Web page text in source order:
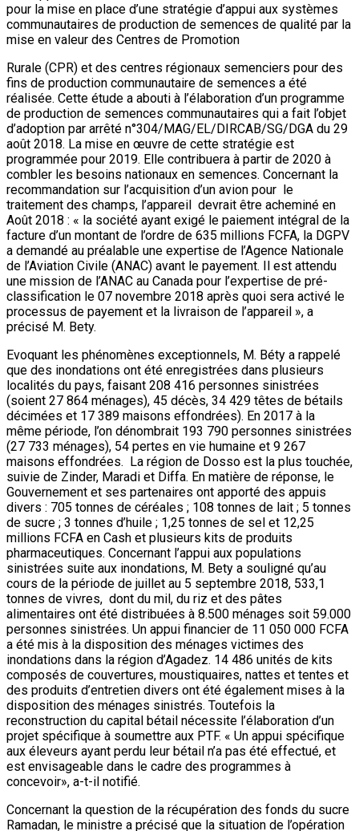
pour la mise en place d’une stratégie d’appui aux systèmes
communautaires de production de semences de qualité par la
mise en valeur des Centres de Promotion
Rurale (CPR) et des centres régionaux semenciers pour des
fins de production communautaire de semences a été
réalisée. Cette étude a abouti à l’élaboration d’un programme
de production de semences communautaires qui a fait l’objet
d’adoption par arrêté n°304/MAG/EL/DIRCAB/SG/DGA du 29
août 2018. La mise en œuvre de cette stratégie est
programmée pour 2019. Elle contribuera à partir de 2020 à
combler les besoins nationaux en semences. Concernant la
recommandation sur l’acquisition d’un avion pour le
traitement des champs, l’appareil devrait être acheminé en
Août 2018 : « la société ayant exigé le paiement intégral de la
facture d’un montant de l’ordre de 635 millions FCFA, la DGPV
a demandé au préalable une expertise de l’Agence Nationale
de l’Aviation Civile (ANAC) avant le payement. Il est attendu
une mission de l’ANAC au Canada pour l’expertise de pré-
classification le 07 novembre 2018 après quoi sera activé le
processus de payement et la livraison de l’appareil », a
précisé M. Bety.
Evoquant les phénomènes exceptionnels, M. Béty a rappelé
que des inondations ont été enregistrées dans plusieurs
localités du pays, faisant 208 416 personnes sinistrées
(soient 27 864 ménages), 45 décès, 34 429 têtes de bétails
décimées et 17 389 maisons effondrées). En 2017 à la
même période, l’on dénombrait 193 790 personnes sinistrées
(27 733 ménages), 54 pertes en vie humaine et 9 267
maisons effondrées. La région de Dosso est la plus touchée,
suivie de Zinder, Maradi et Diffa. En matière de réponse, le
Gouvernement et ses partenaires ont apporté des appuis
divers : 705 tonnes de céréales ; 108 tonnes de lait ; 5 tonnes
de sucre ; 3 tonnes d’huile ; 1,25 tonnes de sel et 12,25
millions FCFA en Cash et plusieurs kits de produits
pharmaceutiques. Concernant l’appui aux populations
sinistrées suite aux inondations, M. Bety a souligné qu’au
cours de la période de juillet au 5 septembre 2018, 533,1
tonnes de vivres, dont du mil, du riz et des pâtes
alimentaires ont été distribuées à 8.500 ménages soit 59.000
personnes sinistrées. Un appui financier de 11 050 000 FCFA
a été mis à la disposition des ménages victimes des
inondations dans la région d’Agadez. 14 486 unités de kits
composés de couvertures, moustiquaires, nattes et tentes et
des produits d’entretien divers ont été également mises à la
disposition des ménages sinistrés. Toutefois la
reconstruction du capital bétail nécessite l’élaboration d’un
projet spécifique à soumettre aux PTF. « Un appui spécifique
aux éleveurs ayant perdu leur bétail n’a pas été effectué, et
est envisageable dans le cadre des programmes à
concevoir», a-t-il notifié.
Concernant la question de la récupération des fonds du sucre
Ramadan, le ministre a précisé que la situation de l’opération